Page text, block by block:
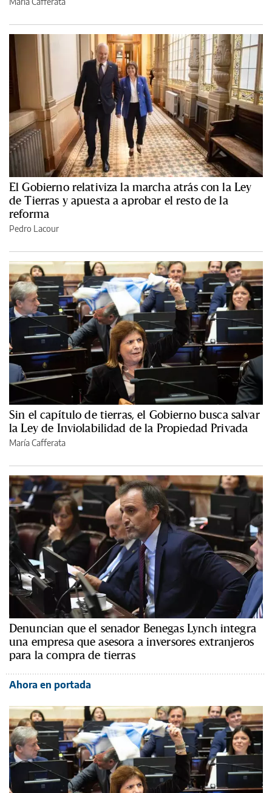
El Gobierno relativiza la marcha atrás con la Ley
de Tierras y apuesta a aprobar el resto de la
reforma
Pedro Lacour
Sin el capítulo de tierras, el Gobierno busca salvar
la Ley de Inviolabilidad de la Propiedad Privada
María Cafferata
Denuncian que el senador Benegas Lynch integra
una empresa que asesora a inversores extranjeros
para la compra de tierras
Ahora en portada